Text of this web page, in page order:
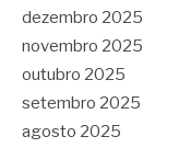
dezembro 2025
novembro 2025
outubro 2025
setembro 2025
agosto 2025